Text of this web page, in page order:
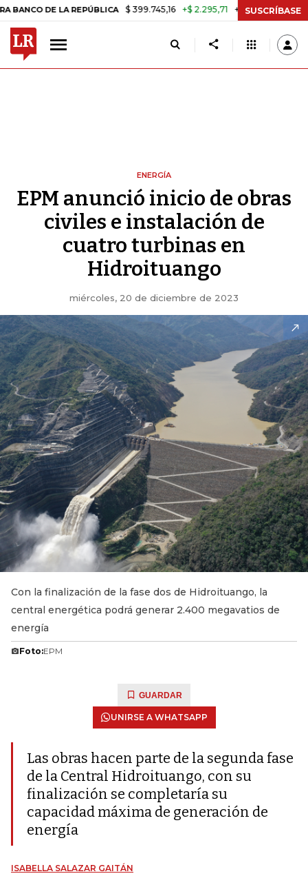
DE LA REPÚBLICA $ 399.745,16 +$ 2.295,71 +0,58% TASA DE
SUSCRÍBASE
ENERGÍA
EPM anunció inicio de obras
civiles e instalación de
cuatro turbinas en
Hidroituango
miércoles, 20 de diciembre de 2023
Con la finalización de la fase dos de Hidroituango, la
central energética podrá generar 2.400 megavatios de
energía
Foto:EPM
GUARDAR
UNIRSE A WHATSAPP
Las obras hacen parte de la segunda fase
de la Central Hidroituango, con su
finalización se completaría su
capacidad máxima de generación de
energía
ISABELLA SALAZAR GAITÁN